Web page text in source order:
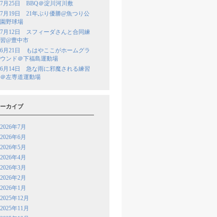
7月25日 BBQ＠淀川河川敷
7月19日 21年ぶり優勝@魚つり公
園野球場
7月12日 スフィーダさんと合同練
習@豊中市
6月21日 もはやここがホームグラ
ウンド＠下福島運動場
6月14日 急な雨に邪魔される練習
＠左専道運動場
カイブ
2026年7月
2026年6月
2026年5月
2026年4月
2026年3月
2026年2月
2026年1月
2025年12月
2025年11月